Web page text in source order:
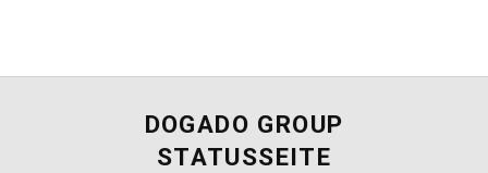
DOGADO GROUP
STATUSSEITE